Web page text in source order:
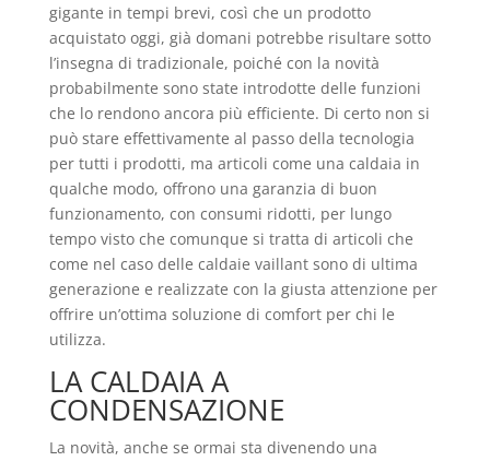
gigante in tempi brevi, così che un prodotto
acquistato oggi, già domani potrebbe risultare sotto
l’insegna di tradizionale, poiché con la novità
probabilmente sono state introdotte delle funzioni
che lo rendono ancora più efficiente. Di certo non si
può stare effettivamente al passo della tecnologia
per tutti i prodotti, ma articoli come una caldaia in
qualche modo, offrono una garanzia di buon
funzionamento, con consumi ridotti, per lungo
tempo visto che comunque si tratta di articoli che
come nel caso delle caldaie vaillant sono di ultima
generazione e realizzate con la giusta attenzione per
offrire un’ottima soluzione di comfort per chi le
utilizza.
LA CALDAIA A
CONDENSAZIONE
La novità, anche se ormai sta divenendo una